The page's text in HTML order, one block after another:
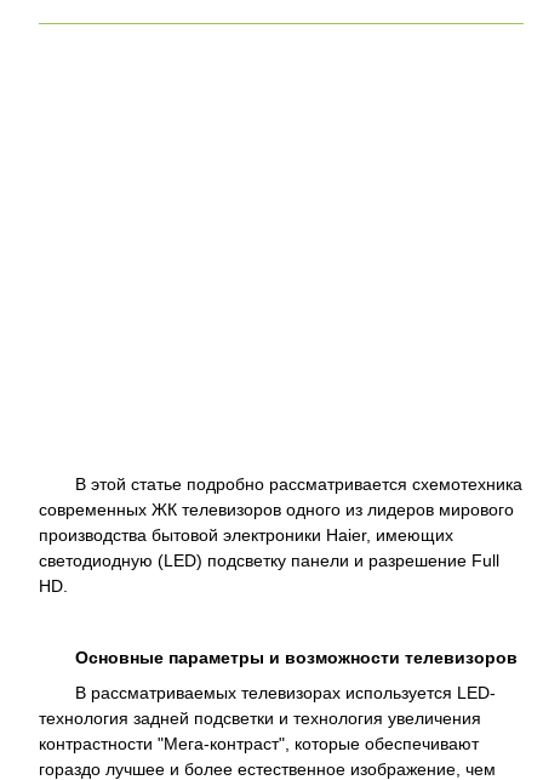
В этой статье подробно рассматривается схемотехника
современных ЖК телевизоров одного из лидеров мирового
производства бытовой электроники Haier, имеющих
светодиодную (LED) подсветку панели и разрешение Full
HD.
Основные параметры и возможности телевизоров
В рассматриваемых телевизорах используется LED-
технология задней подсветки и технология увеличения
контрастности "Мега-контраст", которые обеспечивают
гораздо лучшее и более естественное изображение, чем